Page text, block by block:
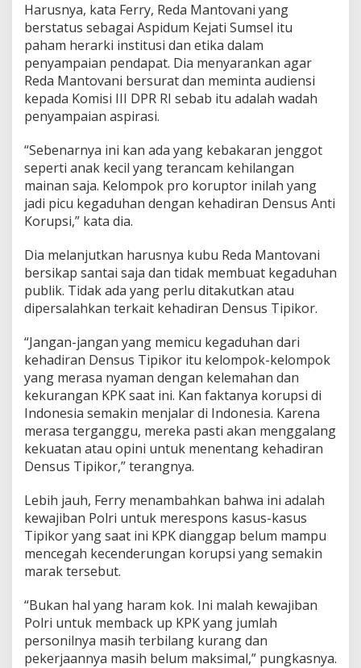
i
S
j
a
J
a
n
g
n
e
b
a
k
r
a
n
e
g
g
o
t
Harusnya, kata Ferry, Reda Mantovani yang
berstatus sebagai Aspidum Kejati Sumsel itu
paham herarki institusi dan etika dalam
penyampaian pendapat. Dia menyarankan agar
Reda Mantovani bersurat dan meminta audiensi
kepada Komisi III DPR RI sebab itu adalah wadah
penyampaian aspirasi.
“Sebenarnya ini kan ada yang kebakaran jenggot
seperti anak kecil yang terancam kehilangan
mainan saja. Kelompok pro koruptor inilah yang
jadi picu kegaduhan dengan kehadiran Densus Anti
Korupsi,” kata dia.
Dia melanjutkan harusnya kubu Reda Mantovani
bersikap santai saja dan tidak membuat kegaduhan
publik. Tidak ada yang perlu ditakutkan atau
dipersalahkan terkait kehadiran Densus Tipikor.
“Jangan-jangan yang memicu kegaduhan dari
kehadiran Densus Tipikor itu kelompok-kelompok
yang merasa nyaman dengan kelemahan dan
kekurangan KPK saat ini. Kan faktanya korupsi di
Indonesia semakin menjalar di Indonesia. Karena
merasa terganggu, mereka pasti akan menggalang
kekuatan atau opini untuk menentang kehadiran
Densus Tipikor,” terangnya.
Lebih jauh, Ferry menambahkan bahwa ini adalah
kewajiban Polri untuk merespons kasus-kasus
Tipikor yang saat ini KPK dianggap belum mampu
mencegah kecenderungan korupsi yang semakin
marak tersebut.
“Bukan hal yang haram kok. Ini malah kewajiban
Polri untuk memback up KPK yang jumlah
personilnya masih terbilang kurang dan
pekerjaannya masih belum maksimal,” pungkasnya.